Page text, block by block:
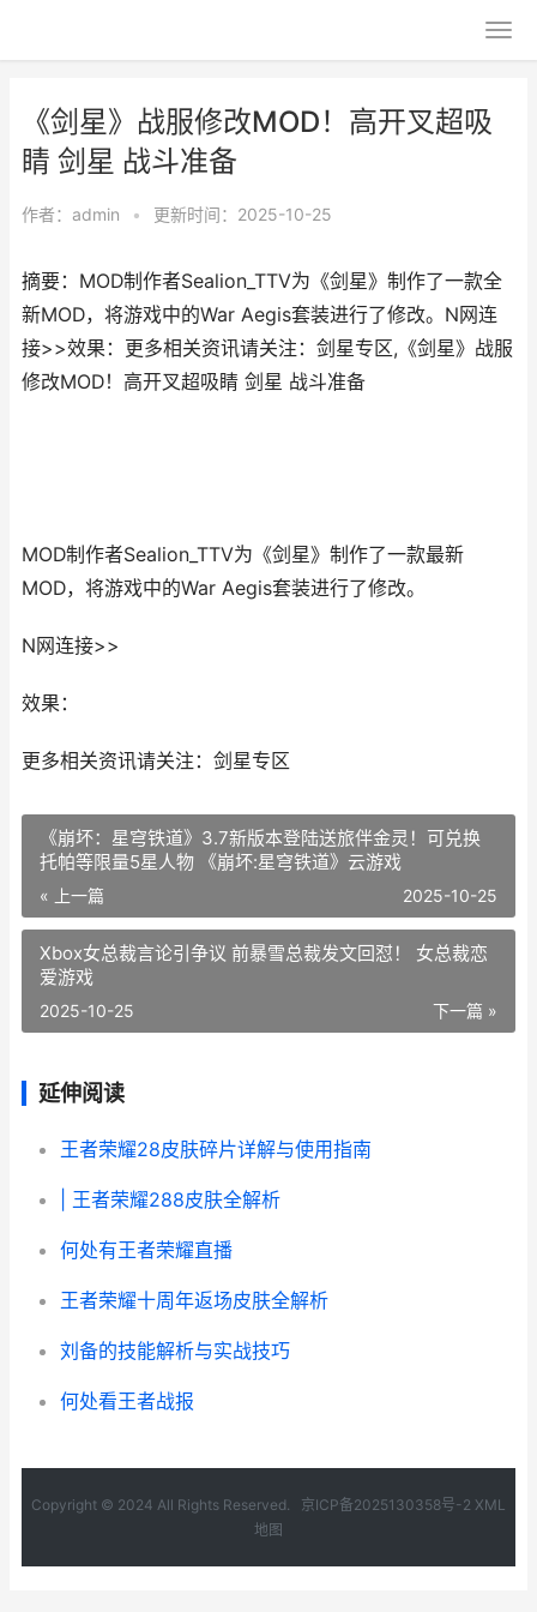
《剑星》战服修改MOD！高开叉超吸
睛 剑星 战斗准备
作者： admin • 更新时间：2025-10-25
摘要：MOD制作者Sealion_TTV为《剑星》制作了一款全
新MOD，将游戏中的War Aegis套装进行了修改。N网连
接>>效果：更多相关资讯请关注：剑星专区,《剑星》战服
修改MOD！高开叉超吸睛 剑星 战斗准备
MOD制作者Sealion_TTV为《剑星》制作了一款最新
MOD，将游戏中的War Aegis套装进行了修改。
N网连接>>
效果：
更多相关资讯请关注：剑星专区
《崩坏：星穹铁道》3.7新版本登陆送旅伴金灵！可兑换
托帕等限量5星人物 《崩坏:星穹铁道》云游戏
« 上一篇 2025-10-25
Xbox女总裁言论引争议 前暴雪总裁发文回怼！ 女总裁恋
爱游戏
下一篇 »
2025-10-25
延伸阅读
王者荣耀28皮肤碎片详解与使用指南
| 王者荣耀288皮肤全解析
何处有王者荣耀直播
王者荣耀十周年返场皮肤全解析
刘备的技能解析与实战技巧
何处看王者战报
Copyright © 2024 All Rights Reserved. 京ICP备2025130358号-2 XML
地图